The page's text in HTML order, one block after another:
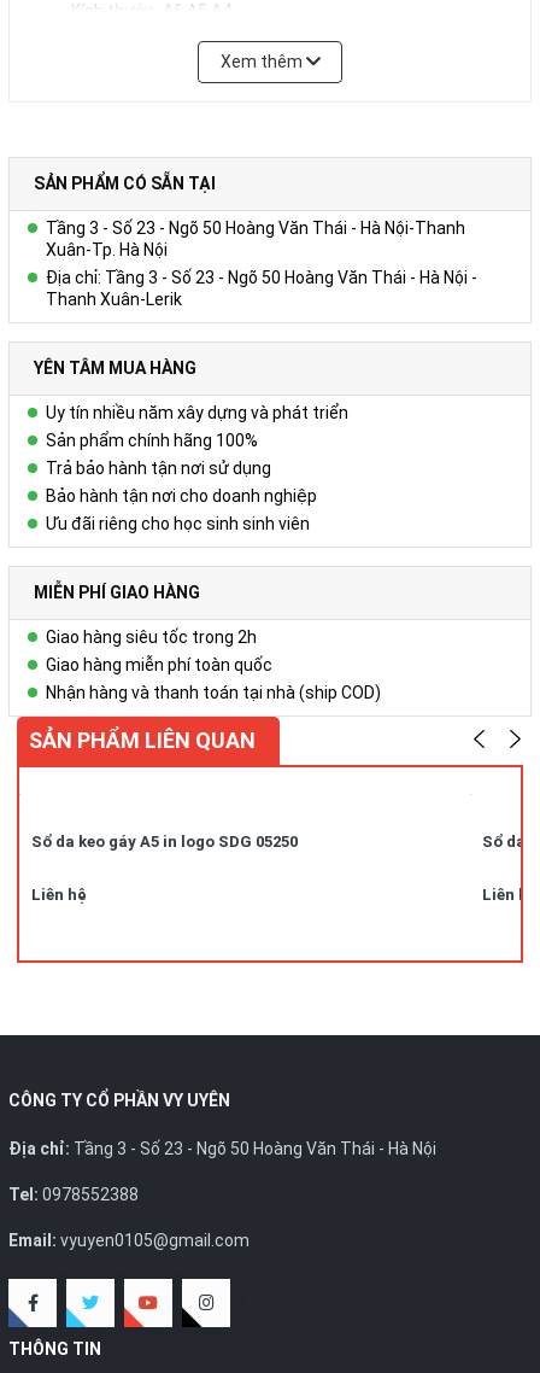
Kích thước: A6.A5,A4
Bảo quản và sử dụng: Bảo quản trong môi trường thoáng
Chúng tôi nhận phân phối sản phẩm toàn quốc với số lượng
Chúng tôi cũng cung cấp Dịch vụ Quà tặng phù hợp nhất cho
từng đối tượng doanh nghiệp của từng lĩnh vực, ngân sách và
quy mô hoạt động.
Vui lòng liên hệ Ms. Uyên để được tư vấn thêm.
HOTLINE: 0978.552.388/ 024 6260 5496
Xem thêm
SẢN PHẨM CÓ SẴN TẠI
Tầng 3 - Số 23 - Ngõ 50 Hoàng Văn Thái - Hà Nội-Thanh
Xuân-Tp. Hà Nội
Địa chỉ: Tầng 3 - Số 23 - Ngõ 50 Hoàng Văn Thái - Hà Nội -
Thanh Xuân-Lerik
YÊN TÂM MUA HÀNG
Uy tín nhiều năm xây dựng và phát triển
Sản phẩm chính hãng 100%
Trả bảo hành tận nơi sử dụng
Bảo hành tận nơi cho doanh nghiệp
Ưu đãi riêng cho học sinh sinh viên
MIỄN PHÍ GIAO HÀNG
Giao hàng siêu tốc trong 2h
Giao hàng miễn phí toàn quốc
Nhận hàng và thanh toán tại nhà (ship COD)
SẢN PHẨM LIÊN QUAN
Sổ da keo gáy A5 in logo SDG 05250
Liên hệ
Sổ da
Liên hệ
CÔNG TY CỔ PHẦN VY UYÊN
Địa chỉ: Tầng 3 - Số 23 - Ngõ 50 Hoàng Văn Thái - Hà Nội
Tel: 0978552388
Email: vyuyen0105@gmail.com
THÔNG TIN